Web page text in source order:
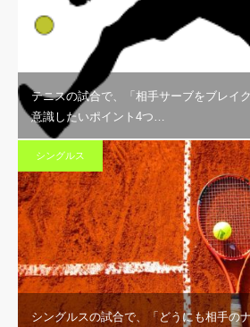
テニスの試合で、「相手サーブをブレイ
意識したいポイント4つ…
シングルス
シングルスの試合で、「どうにも相手の